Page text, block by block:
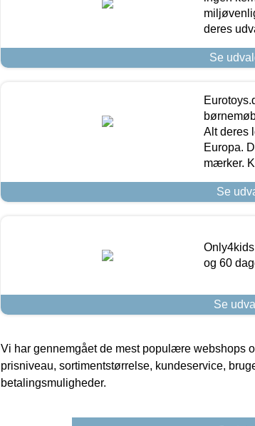
deres
Se
Alt deres
Europa.
mærker.
Se
og 60
Se
Vi har gennemgået de mest populære webshops
prisniveau, sortimentstørrelse, kundeservice,
betalingsmuligheder.